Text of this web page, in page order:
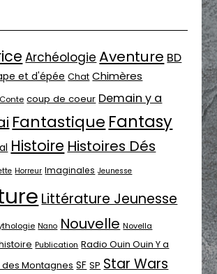
Archéologie Aventure BD
et d'épée Chat Chimères
Conte coup de coeur Demain y a
Fantastique Fantasy
Histoire Histoires Dés
Horreur Imaginales Jeunesse
Littérature Jeunesse
Nano Nouvelle Novella
Publication Radio Ouin Ouin Y a
Montagnes SF SP Star Wars